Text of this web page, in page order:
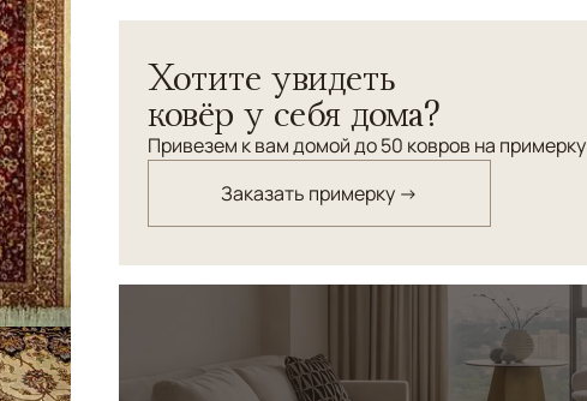
плотность.
Хотите увидеть
ковёр у себя дома?
Привезем к вам домой до 50 ковров на примерку
Заказать примерку →